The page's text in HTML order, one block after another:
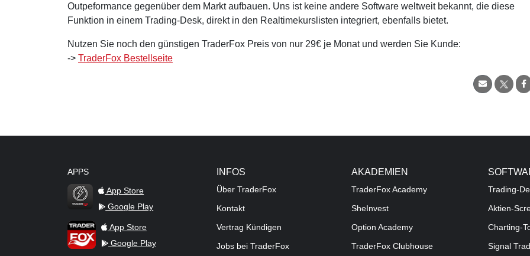
Outpeformance gegenüber dem Markt aufbauen. Uns ist keine andere Software weltweit bekannt, die diese
Funktion in einem Trading-Desk, direkt in den Realtimekurslisten integriert, ebenfalls bietet.
Nutzen Sie noch den günstigen TraderFox Preis von nur 29€ je Monat und werden Sie Kunde:
-> TraderFox Bestellseite
APPS
TraderFox Flash
App Store
Google Play
TraderFox AppApp Store
Google Play
INFOS
Über TraderFox
Kontakt
Vertrag Kündigen
Jobs bei TraderFox
AKADEMIEN
TraderFox Academy
SheInvest
Option Academy
TraderFox Clubhouse
Trading-
Aktien-
Charting-
Signal